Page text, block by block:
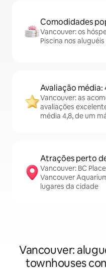
Comodidades
Vancouver: os
Piscina nos
Avaliação média:
Vancouver: as
avaliações
média 4,8, de um
Atrações perto
Vancouver: BC
Vancouver
lugares da cidade
Vancouver:
townhouses